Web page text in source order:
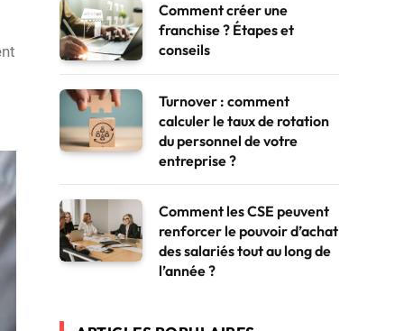
Comment créer une
franchise ? Étapes et
conseils
Turnover : comment
calculer le taux de rotation
du personnel de votre
entreprise ?
Comment les CSE peuvent
renforcer le pouvoir d’achat
des salariés tout au long de
l’année ?